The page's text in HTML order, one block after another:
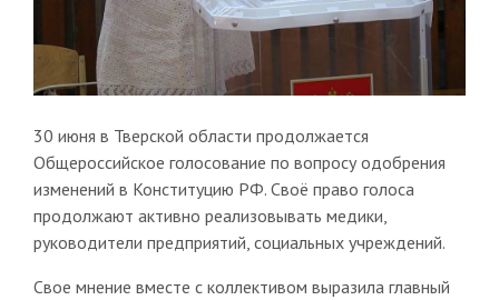
30 июня в Тверской области продолжается
Общероссийское голосование по вопросу одобрения
изменений в Конституцию РФ. Своё право голоса
продолжают активно реализовывать медики,
руководители предприятий, социальных учреждений.
Свое мнение вместе с коллективом выразила главный